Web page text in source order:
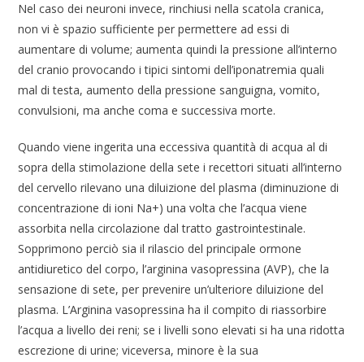
Nel caso dei neuroni invece, rinchiusi nella scatola cranica,
non vi è spazio sufficiente per permettere ad essi di
aumentare di volume; aumenta quindi la pressione all’interno
del cranio provocando i tipici sintomi dell’iponatremia quali
mal di testa, aumento della pressione sanguigna, vomito,
convulsioni, ma anche coma e successiva morte.
Quando viene ingerita una eccessiva quantità di acqua al di
sopra della stimolazione della sete i recettori situati all’interno
del cervello rilevano una diluizione del plasma (diminuzione di
concentrazione di ioni Na+) una volta che l’acqua viene
assorbita nella circolazione dal tratto gastrointestinale.
Sopprimono perciò sia il rilascio del principale ormone
antidiuretico del corpo, l’arginina vasopressina (AVP), che la
sensazione di sete, per prevenire un’ulteriore diluizione del
plasma. L’Arginina vasopressina ha il compito di riassorbire
l’acqua a livello dei reni; se i livelli sono elevati si ha una ridotta
escrezione di urine; viceversa, minore è la sua